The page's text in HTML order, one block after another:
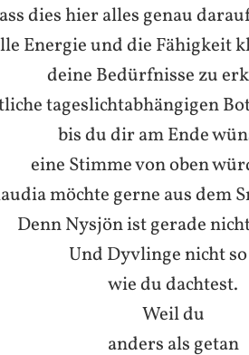
dies hier alles genau
Energie unddie Fähigkeit
deine Bedürfnisse zu
tageslichtabhängigen
bis du dir am Ende
eine Stimme von oben
möchte gerne aus dem
Denn Nysjön ist gerade
Und Dyvlinge nicht
wie du dachtest.
Weil du
anders als getan